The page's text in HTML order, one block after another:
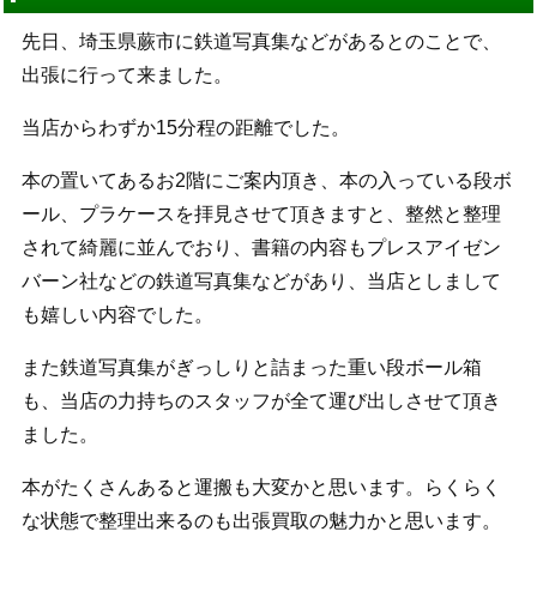
先日、埼玉県蕨市に鉄道写真集などがあるとのことで、
出張に行って来ました。
当店からわずか15分程の距離でした。
本の置いてあるお2階にご案内頂き、本の入っている段ボ
ール、プラケースを拝見させて頂きますと、整然と整理
されて綺麗に並んでおり、書籍の内容もプレスアイゼン
バーン社などの鉄道写真集などがあり、当店としまして
も嬉しい内容でした。
また鉄道写真集がぎっしりと詰まった重い段ボール箱
も、当店の力持ちのスタッフが全て運び出しさせて頂き
ました。
本がたくさんあると運搬も大変かと思います。らくらく
な状態で整理出来るのも出張買取の魅力かと思います。